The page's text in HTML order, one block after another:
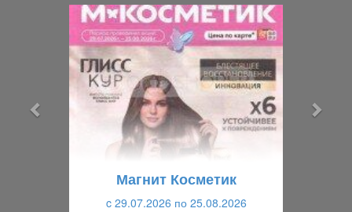
Магнит Косметик
c 29.07.2026 по 25.08.2026